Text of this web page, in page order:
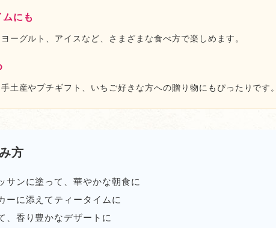
にも
ーグルト、アイスなど、さまざまな食べ方で楽しめます。
土産やプチギフト、いちご好きな方への贈り物にもぴったりです。
方
サンに塗って、華やかな朝食に
ーに添えてティータイムに
、香り豊かなデザートに